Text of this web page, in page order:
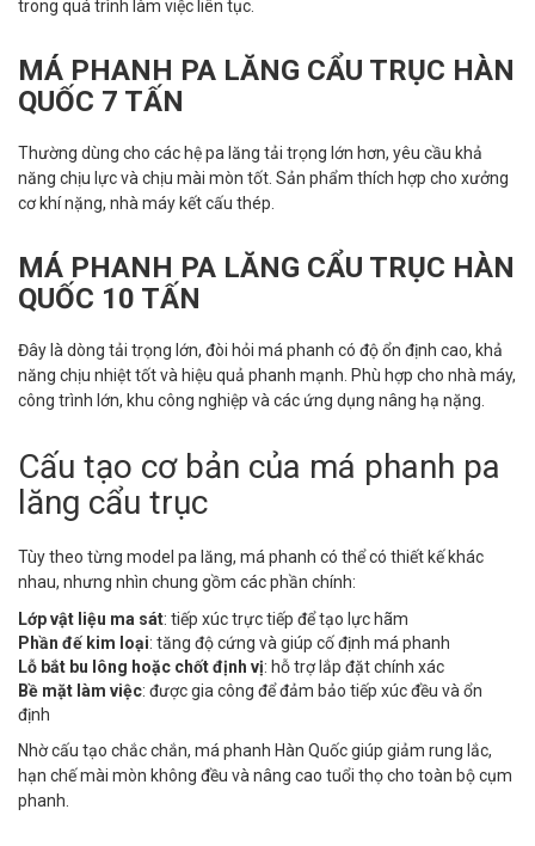
trong quá trình làm việc liên tục.
MÁ PHANH PA LĂNG CẨU TRỤC HÀN
QUỐC 7 TẤN
Thường dùng cho các hệ pa lăng tải trọng lớn hơn, yêu cầu khả
năng chịu lực và chịu mài mòn tốt. Sản phẩm thích hợp cho xưởng
cơ khí nặng, nhà máy kết cấu thép.
MÁ PHANH PA LĂNG CẨU TRỤC HÀN
QUỐC 10 TẤN
Đây là dòng tải trọng lớn, đòi hỏi má phanh có độ ổn định cao, khả
năng chịu nhiệt tốt và hiệu quả phanh mạnh. Phù hợp cho nhà máy,
công trình lớn, khu công nghiệp và các ứng dụng nâng hạ nặng.
Cấu tạo cơ bản của má phanh pa
lăng cẩu trục
Tùy theo từng model pa lăng, má phanh có thể có thiết kế khác
nhau, nhưng nhìn chung gồm các phần chính:
Lớp vật liệu ma sát: tiếp xúc trực tiếp để tạo lực hãm
Phần đế kim loại: tăng độ cứng và giúp cố định má phanh
Lỗ bắt bu lông hoặc chốt định vị: hỗ trợ lắp đặt chính xác
Bề mặt làm việc: được gia công để đảm bảo tiếp xúc đều và ổn
định
Nhờ cấu tạo chắc chắn, má phanh Hàn Quốc giúp giảm rung lắc,
hạn chế mài mòn không đều và nâng cao tuổi thọ cho toàn bộ cụm
phanh.